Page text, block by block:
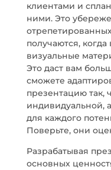
клиентами и
ними. Это
получаются,
визуальные
Это даст вам
сможете
презентацию так,
индивидуальной,
для каждого
Поверьте, они
Разрабатывая
основных